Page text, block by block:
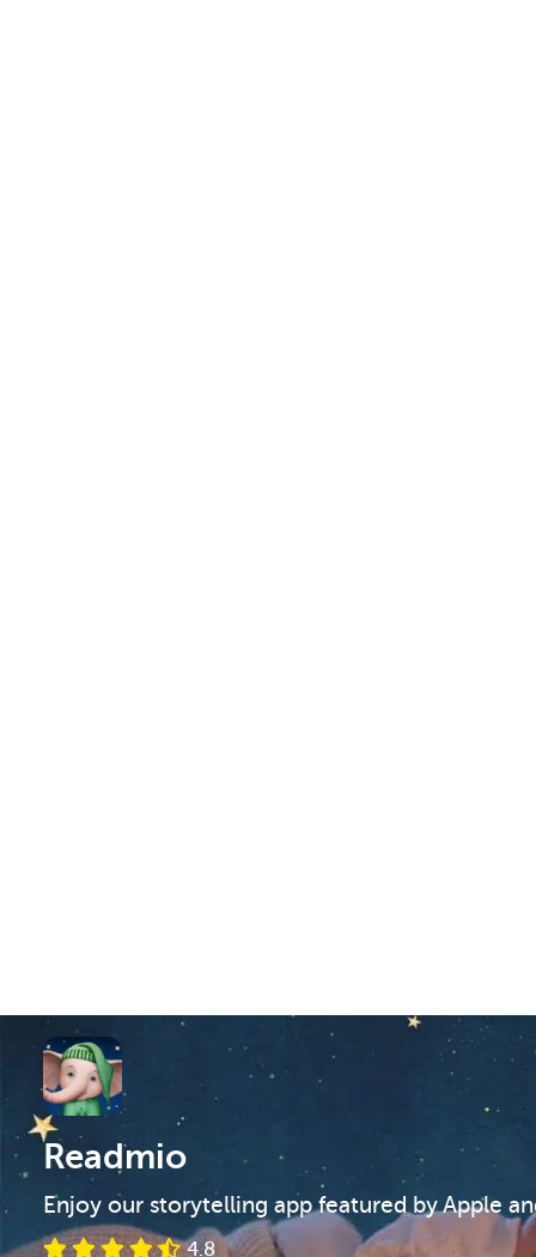
Readmio
Enjoy our storytelling app featured by Apple
4.8